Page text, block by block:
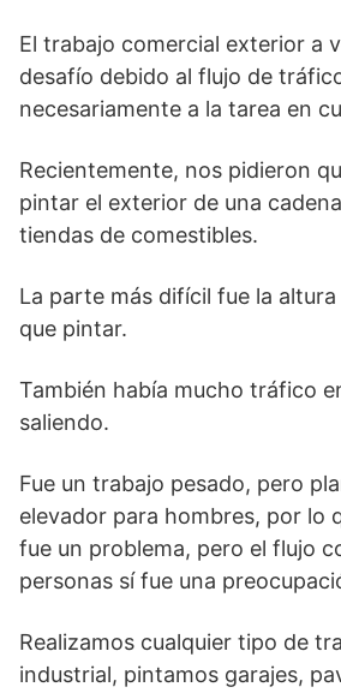
El trabajo comercial exterior a
desafío debido al flujo de
necesariamente a la tarea en
Recientemente, nos pidieron
pintar el exterior de una
tiendas de comestibles.
La parte más difícil fue la
que pintar.
También había mucho tráfico
saliendo.
Fue un trabajo pesado, pero
elevador para hombres, por lo
fue un problema, pero el flujo
personas sí fue una
Realizamos cualquier tipo de
industrial, pintamos garajes,